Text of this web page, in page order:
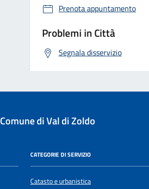
Prenota appuntamento
Problemi in Città
Segnala disservizio
Comune di Val di Zoldo
CATEGORIE DI SERVIZIO
Catasto e urbanistica